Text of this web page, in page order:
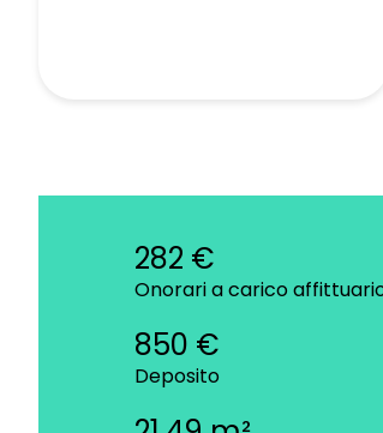
282 €
Onorari a carico
850 €
Deposito